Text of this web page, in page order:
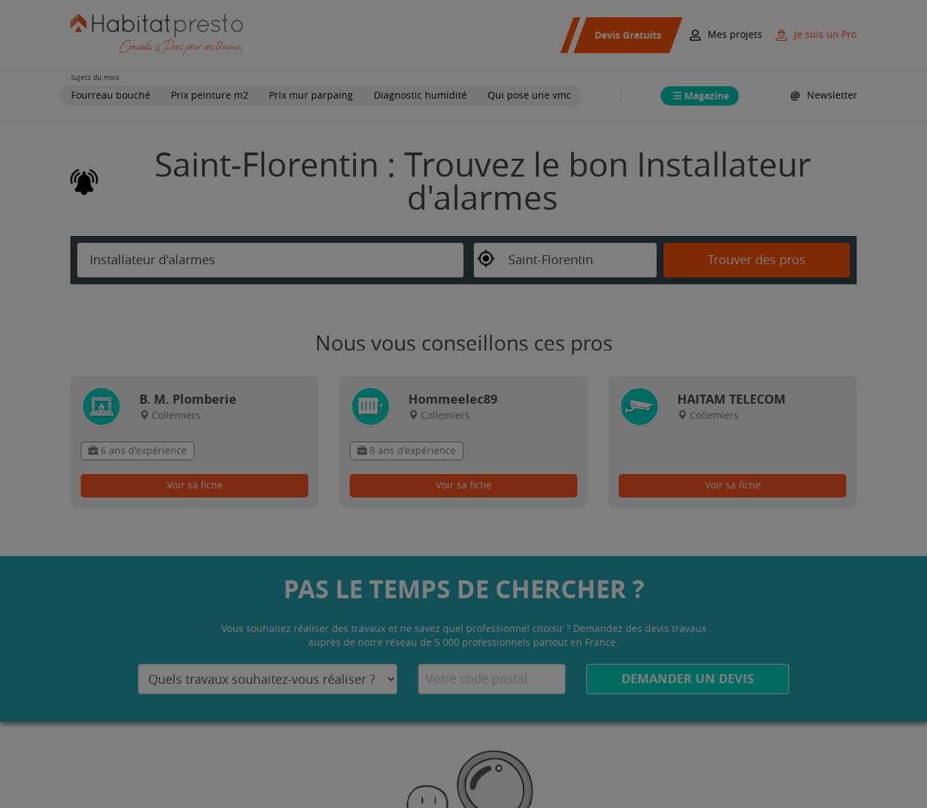
Devis Gratuits Mes projets Je suis un Pro
Sujets du mois
Fourreau bouché Prix peinture m2 Prix mur parpaing Diagnostic humidité Qui pose une vmc Magazine Newsletter
Saint-Florentin : Trouvez le bon Installateur
d'alarmes
Installateur d'alarmes Saint-Florentin Trouver des pros
Nous vous conseillons ces pros
B. M. Plomberie
Collemiers
6 ans d'expérience
Voir sa fiche
Hommeelec89
Collemiers
8 ans d'expérience
Voir sa fiche
HAITAM TELECOM
Collemiers
Voir sa fiche
PAS LE TEMPS DE CHERCHER ?
Vous souhaitez réaliser des travaux et ne savez quel professionnel choisir ? Demandez des devis travaux
auprès de notre réseau de 5 000 professionnels partout en France.
DEMANDER UN DEVIS